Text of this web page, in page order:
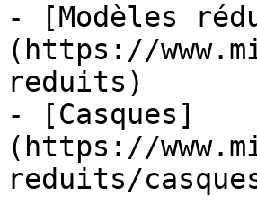
- [Modèles
(https://
reduits)
- [Casques]
(https://
reduits/